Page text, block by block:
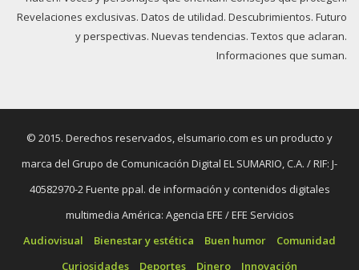
Revelaciones exclusivas. Datos de utilidad. Descubrimientos. Futuro
y perspectivas. Nuevas tendencias. Textos que aclaran.
Informaciones que suman.
© 2015. Derechos reservados, elsumario.com es un producto y
marca del Grupo de Comunicación Digital EL SUMARIO, C.A. / RIF: J-
40582970-2 Fuente ppal. de información y contenidos digitales
multimedia América: Agencia EFE / EFE Servicios
Audiovisual
Bienestar y estética Buen humor
Comunidad
Curiosidades
Deportes Dinero Innovación